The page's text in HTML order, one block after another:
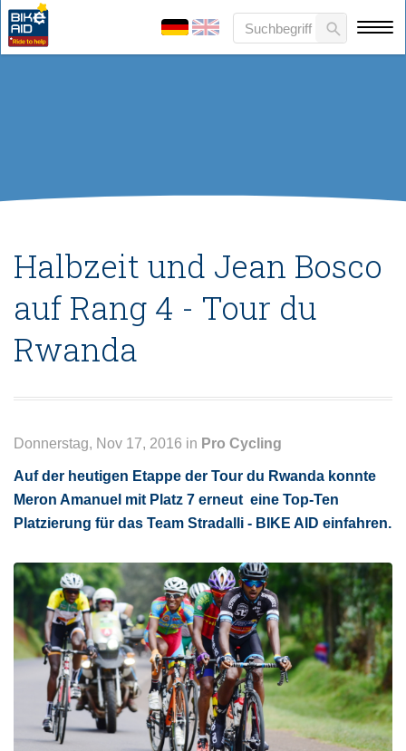
Halbzeit und Jean Bosco
auf Rang 4 - Tour du
Rwanda
Donnerstag, Nov 17, 2016 in Pro Cycling
Auf der heutigen Etappe der Tour du Rwanda konnte
Meron Amanuel mit Platz 7 erneut eine Top-Ten
Platzierung für das Team Stradalli - BIKE AID einfahren.